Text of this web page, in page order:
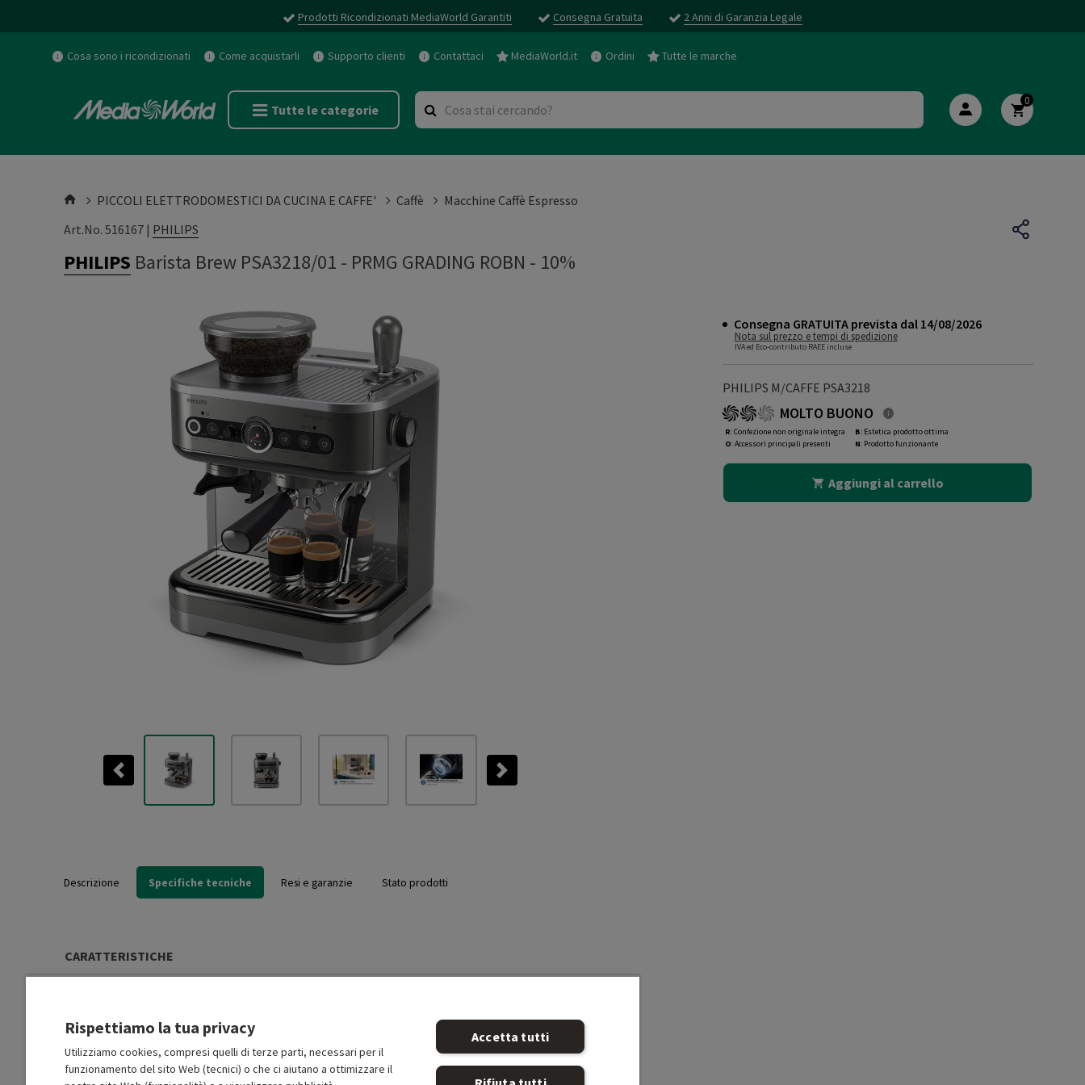
Prodotti Ricondizionati MediaWorld Garantiti Consegna Gratuita 2 Anni di Garanzia Legale
Cosa sono i ricondizionati Come acquistarli Supporto clienti Contattaci MediaWorld.it Ordini Tutte le marche
Tutte le categorie
0
PICCOLI ELETTRODOMESTICI DA CUCINA E CAFFE' Caffè
Macchine Caffè Espresso
Art.No. 516167 | PHILIPS
PHILIPS Barista Brew PSA3218/01 - PRMG GRADING ROBN - 10%
Previous Next
Consegna GRATUITA prevista dal 14/08/2026
Nota sul prezzo e tempi di spedizione
IVA ed Eco-contributo RAEE incluse
PHILIPS M/CAFFE PSA3218
MOLTO BUONO
R: Confezione non originale integra
O: Accessori principali presenti
B: Estetica prodotto ottima
N: Prodotto funzionante
Aggiungi al carrello
Descrizione Specifiche tecniche Resi e garanzie Stato prodotti
CARATTERISTICHE
Tipo di caffè Adatto: Grani e macinato
Rispettiamo la tua privacy
Utilizziamo cookies, compresi quelli di terze parti, necessari per il
funzionamento del sito Web (tecnici) o che ci aiutano a ottimizzare il
Accetta tutti